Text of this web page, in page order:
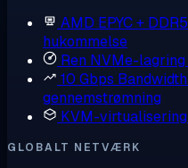
AMD EPYC + DDR5
hukommelse
Ren NVMe-lagring
10 Gbps Bandwidth
gennemstrømning
KVM-virtualisering
GLOBALT NETVÆRK